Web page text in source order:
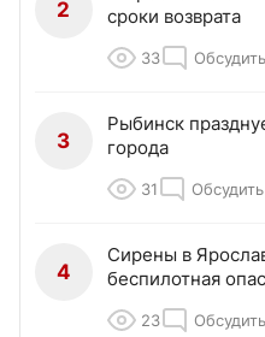
2
сроки возврата
33 Обсудить
3
Рыбинск
города
31 Обсудить
4
Сирены в
беспилотная
23 Обсудить